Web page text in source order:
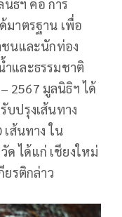
ธิฯ คือ การ
มาตรฐาน เพื่อ
ชนและนักท่อง
และธรรมชาติ
2567 มูลนิธิฯ ได้
ปรุงเส้นทาง
ส้นทาง ใน
ได้แก่ เชียงใหม่
รติกล่าว